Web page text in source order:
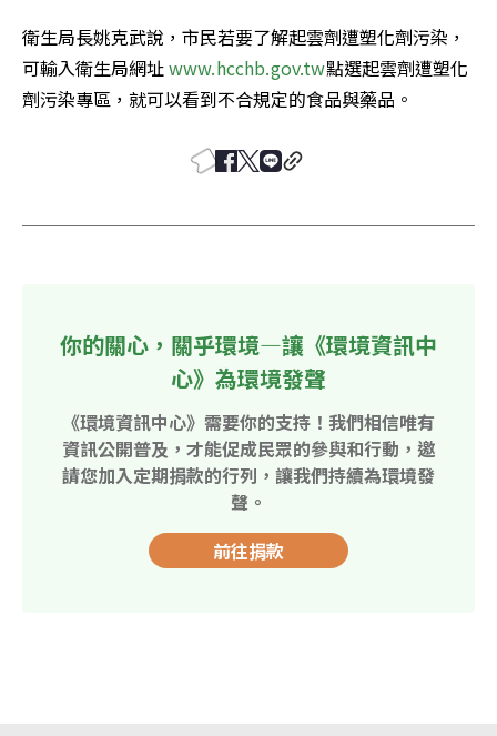
衛生局長姚克武說，市民若要了解起雲劑遭塑化劑污染，
可輸入衛生局網址 www.hcchb.gov.tw點選起雲劑遭塑化
劑污染專區，就可以看到不合規定的食品與藥品。
你的關心，關乎環境—讓《環境資訊中
心》為環境發聲
《環境資訊中心》需要你的支持！我們相信唯有
資訊公開普及，才能促成民眾的參與和行動，邀
請您加入定期捐款的行列，讓我們持續為環境發
聲。
前往捐款